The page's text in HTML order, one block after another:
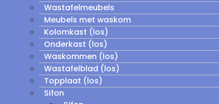
Wastafelmeubels
Meubels met waskom
Kolomkast (los)
Onderkast (los)
Waskommen (los)
Wastafelblad (los)
Topplaat (los)
Sifon